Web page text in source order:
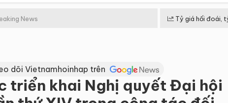
News Tỷ giá hối đoái,
dõi Vietnamhoinhap trên
triển khai Nghị quyết Đại hội